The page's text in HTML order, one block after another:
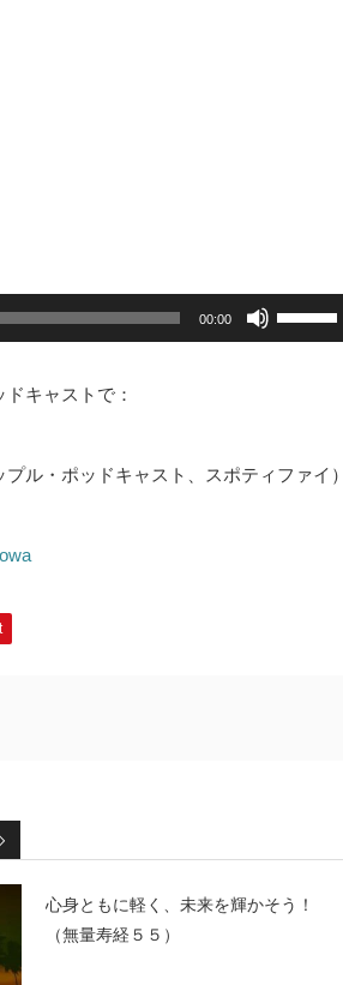
00:00
リ
ュ
下
キャストで：
ル・ポッドキャスト、スポティファイ）
心身ともに軽く、未来を輝かそう！
（無量寿経５５）